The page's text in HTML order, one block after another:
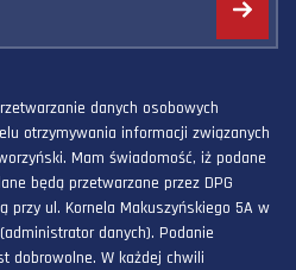
danych osobowych
otrzymywania informacji związanych
Mam świadomość, iż podane
będą przetwarzane przez DPG
przy ul. Kornela Makuszyńskiego 5A w
danych). Podanie
dobrowolne. W każdej chwili